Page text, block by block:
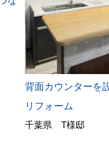
背面カウンターを
リフォーム
千葉県 T様邸